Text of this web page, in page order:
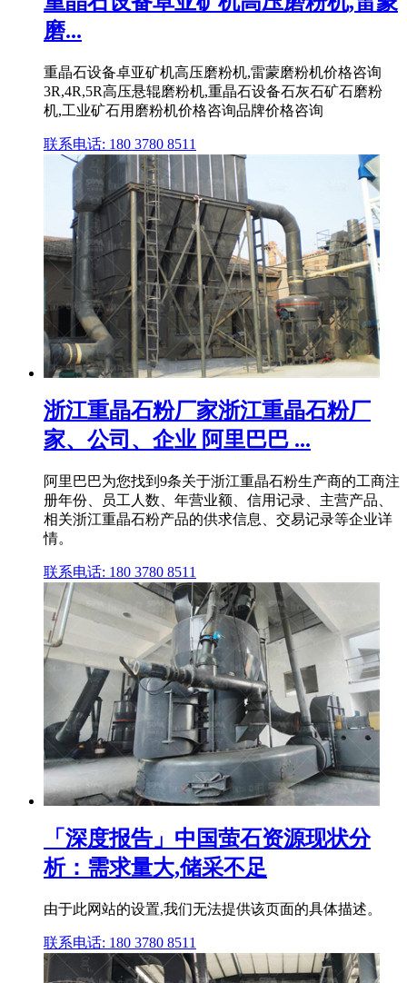
磨...
重晶石设备卓亚矿机高压磨粉机,雷蒙磨粉机价格咨询
3R,4R,5R高压悬辊磨粉机,重晶石设备石灰石矿石磨粉
机,工业矿石用磨粉机价格咨询品牌价格咨询
联系电话: 180 3780 8511
浙江重晶石粉厂家浙江重晶石粉厂
家、公司、企业 阿里巴巴 ...
阿里巴巴为您找到9条关于浙江重晶石粉生产商的工商注
册年份、员工人数、年营业额、信用记录、主营产品、
相关浙江重晶石粉产品的供求信息、交易记录等企业详
情。
联系电话: 180 3780 8511
「深度报告」中国萤石资源现状分
析：需求量大,储采不足
由于此网站的设置,我们无法提供该页面的具体描述。
联系电话: 180 3780 8511